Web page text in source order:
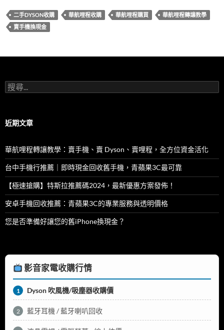
e
o
itt ail e
二手DYSON收購 華航哩程收購 華航哩程購買
華航哩程轉讓教學
賣手機換現金
搜
尋
字:
近期文章
華航哩程轉讓教學：賣手機、賣 Dyson、賣哩程，全方位資金活化
台中手機行推薦｜即時現金回收舊手機，青蘋果3C最可靠
【極速搶購】特斯拉推薦碼2024，最新優惠方案發佈！
安卓手機回收推薦：青蘋果3C的專業服務與透明價格
您是否準備好讓您的舊iPhone換現金？
影音家電收購行情
1 Dyson 吹風機/吸塵器收購價
2 藍牙耳機 / 藍牙喇叭回收